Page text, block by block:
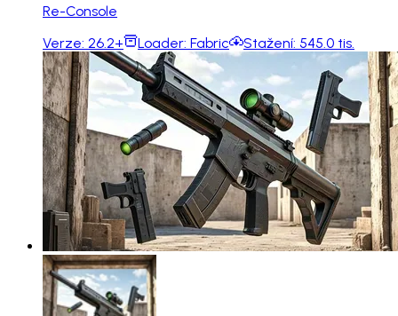
Re-Console
Verze: 26.2+ Loader: Fabric Stažení: 545.0 tis.